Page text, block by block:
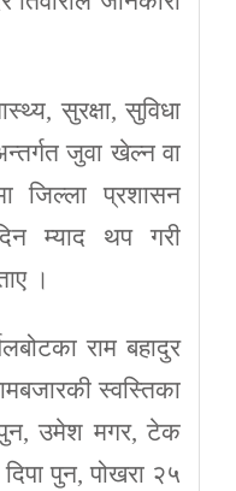
सुरक्षा, सुविधा
जुवा खेल्न वा
जिल्ला प्रशासन
म्याद थप गरी
।
राम बहादुर
स्वस्तिका
उमेश मगर, टेक
पुन, पोखरा २५